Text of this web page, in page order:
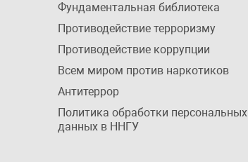
Фундаментальная библиотека
Противодействие терроризму
Противодействие коррупции
Всем миром против наркотиков
Антитеррор
Политика обработки персональных
данных в ННГУ